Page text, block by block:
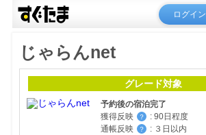
ログイン
じゃらんnet
グレード対象
予約後の宿泊完了
獲得反映
？ : 90日程度
通帳反映
？ : ３日以内